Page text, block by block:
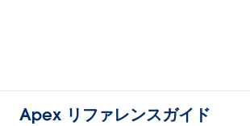
Apex リファレンスガイド